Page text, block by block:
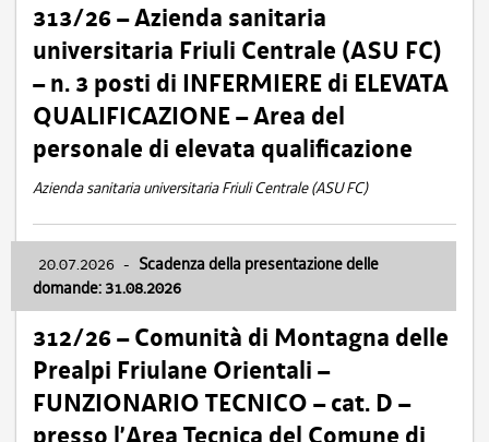
313/26 – Azienda sanitaria
universitaria Friuli Centrale (ASU FC)
– n. 3 posti di INFERMIERE di ELEVATA
QUALIFICAZIONE – Area del
personale di elevata qualificazione
Azienda sanitaria universitaria Friuli Centrale (ASU FC)
20.07.2026 - Scadenza della presentazione delle
domande: 31.08.2026
312/26 – Comunità di Montagna delle
Prealpi Friulane Orientali –
FUNZIONARIO TECNICO – cat. D –